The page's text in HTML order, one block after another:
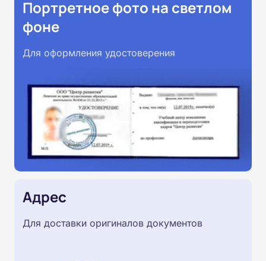
Портретное фото на светлом
фоне
Для оформления удостоверения
Адрес
Для доставки оригиналов документов